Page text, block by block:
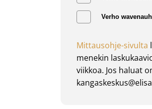
Verho
Mittausohje-sivulta
menekin
viikkoa. Jos haluat